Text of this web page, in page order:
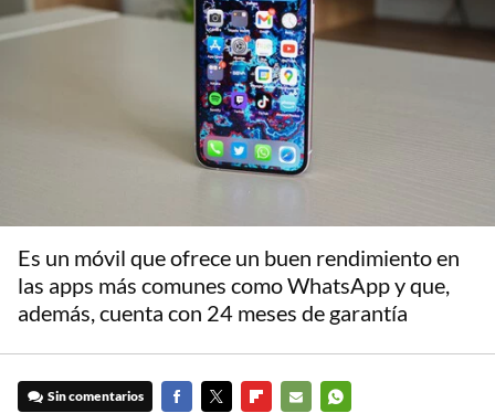
Es un móvil que ofrece un buen rendimiento en
las apps más comunes como WhatsApp y que,
además, cuenta con 24 meses de garantía
Sin comentarios